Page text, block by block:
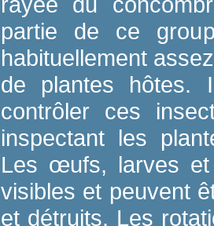
partie de ce
habituellement
de plantes hôtes.
contrôler ces
inspectant les
Les œufs, larves et
visibles et peuvent
et détruits. Les